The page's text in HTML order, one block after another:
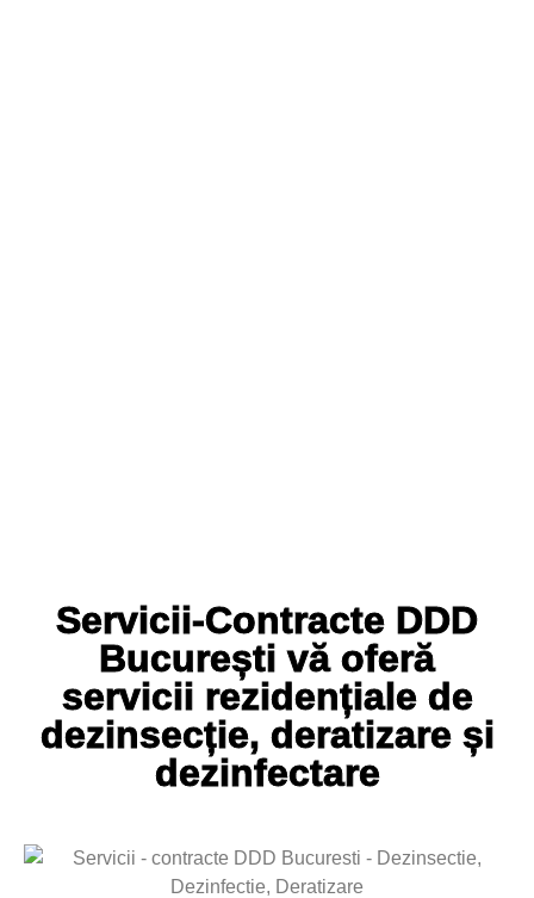
Servicii-Contracte DDD
București vă oferă
servicii rezidențiale de
dezinsecție, deratizare și
dezinfectare